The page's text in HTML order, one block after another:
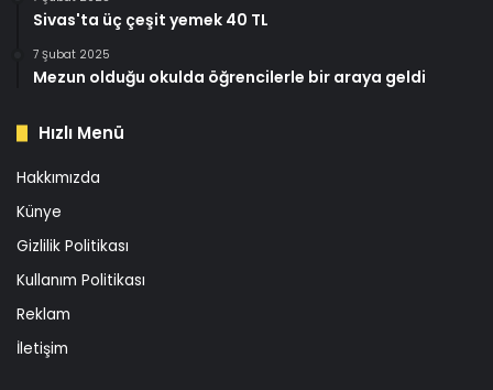
Sivas'ta üç çeşit yemek 40 TL
7 Şubat 2025
Mezun olduğu okulda öğrencilerle bir araya geldi
Hızlı Menü
Hakkımızda
Künye
Gizlilik Politikası
Kullanım Politikası
Reklam
İletişim